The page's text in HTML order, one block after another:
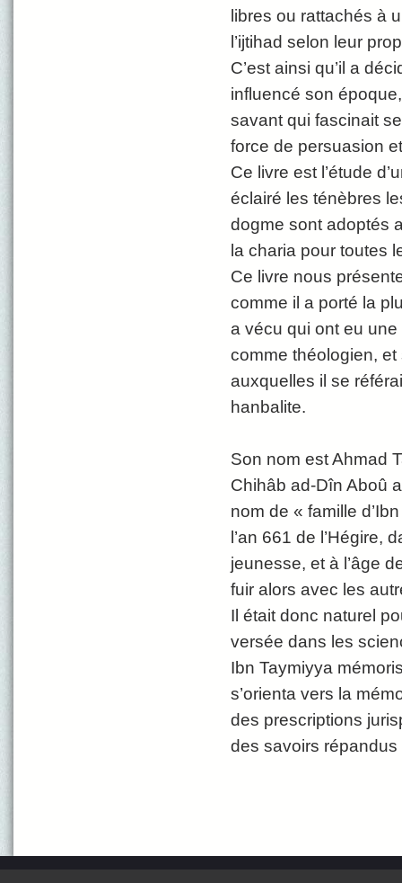
libres ou rattachés à
l’ijtihad selon leur
C’est ainsi qu’il a
influencé son
savant qui fascinait
force de persuasion
Ce livre est l’étude
éclairé les ténèbres
dogme sont adoptés
la charia pour toutes
Ce livre nous
comme il a porté la
a vécu qui ont eu
comme théologien,
auxquelles il se
hanbalite.
Son nom est Ahmad
Chihâb ad-Dîn Aboû
nom de « famille
l’an 661 de l’Hégire,
jeunesse, et à l’âge
fuir alors avec les
Il était donc naturel
versée dans les
Ibn Taymiyya
s’orienta vers la
des prescriptions
des savoirs